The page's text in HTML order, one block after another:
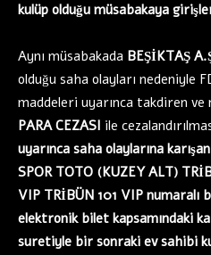
kulüp olduğu müsabakaya
Aynı müsabakada BEŞİKTAŞ
olduğu saha olayları nedeniyle
maddeleri uyarınca takdiren ve
PARA CEZASI ile
uyarınca saha olaylarına
SPOR TOTO (KUZEY ALT)
VIP TRİBÜN 101 VIP numaralı
elektronik bilet kapsamındaki
suretiyle bir sonraki ev sahibi